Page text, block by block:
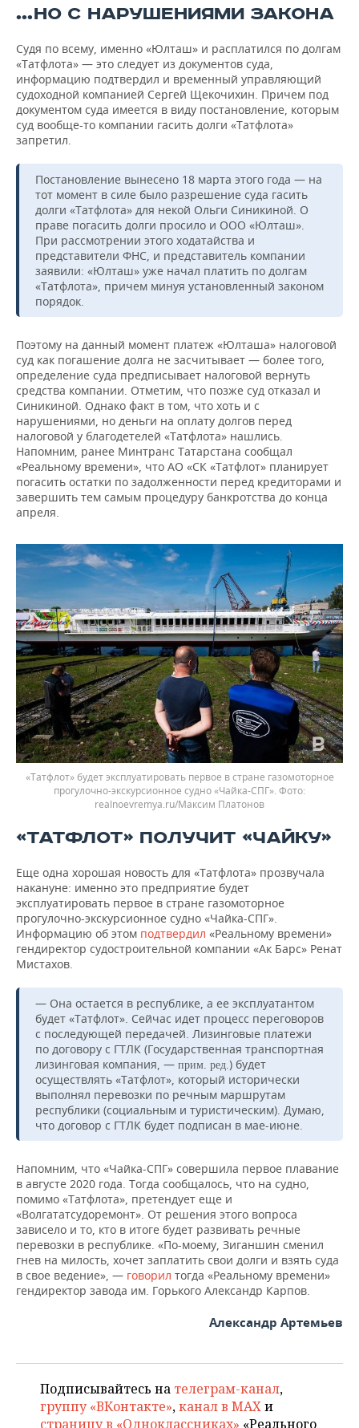
…НО С НАРУШЕНИЯМИ ЗАКОНА
Судя по всему, именно «Юлташ» и расплатился по долгам
«Татфлота» — это следует из документов суда,
информацию подтвердил и временный управляющий
судоходной компанией Сергей Щекочихин. Причем под
документом суда имеется в виду постановление, которым
суд вообще-то компании гасить долги «Татфлота»
запретил.
Постановление вынесено 18 марта этого года — на
тот момент в силе было разрешение суда гасить
долги «Татфлота» для некой Ольги Синикиной. О
праве погасить долги просило и ООО «Юлташ».
При рассмотрении этого ходатайства и
представители ФНС, и представитель компании
заявили: «Юлташ» уже начал платить по долгам
«Татфлота», причем минуя установленный законом
порядок.
Поэтому на данный момент платеж «Юлташа» налоговой
суд как погашение долга не засчитывает — более того,
определение суда предписывает налоговой вернуть
средства компании. Отметим, что позже суд отказал и
Синикиной. Однако факт в том, что хоть и с
нарушениями, но деньги на оплату долгов перед
налоговой у благодетелей «Татфлота» нашлись.
Напомним, ранее Минтранс Татарстана сообщал
«Реальному времени», что АО «СК «Татфлот» планирует
погасить остатки по задолженности перед кредиторами и
завершить тем самым процедуру банкротства до конца
апреля.
«Татфлот» будет эксплуатировать первое в стране газомоторное
прогулочно-экскурсионное судно «Чайка-СПГ».
realnoevremya.ru/Максим Платонов
«ТАТФЛОТ» ПОЛУЧИТ «ЧАЙКУ»
Еще одна хорошая новость для «Татфлота» прозвучала
накануне: именно это предприятие будет
эксплуатировать первое в стране газомоторное
прогулочно-экскурсионное судно «Чайка-СПГ».
Информацию об этом подтвердил «Реальному времени»
гендиректор судостроительной компании «Ак Барс» Ренат
Мистахов.
— Она остается в республике, а ее эксплуатантом
будет «Татфлот». Сейчас идет процесс переговоров
с последующей передачей. Лизинговые платежи
по договору с ГТЛК (Государственная транспортная
лизинговая компания, — прим. ред. ) будет
осуществлять «Татфлот», который исторически
выполнял перевозки по речным маршрутам
республики (социальным и туристическим). Думаю,
что договор с ГТЛК будет подписан в мае-июне.
Напомним, что «Чайка-СПГ» совершила первое плавание
в августе 2020 года. Тогда сообщалось, что на судно,
помимо «Татфлота», претендует еще и
«Волгататсудоремонт». От решения этого вопроса
зависело и то, кто в итоге будет развивать речные
перевозки в республике. «По-моему, Зиганшин сменил
гнев на милость, хочет заплатить свои долги и взять суда
в свое ведение», — говорил тогда «Реальному времени»
гендиректор завода им. Горького Александр Карпов.
Александр Артемьев
Подписывайтесь на телеграм-канал,
группу «ВКонтакте»,канал в MAXи
страницу в «Одноклассниках» «Реального